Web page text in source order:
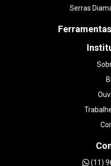
Serras
(11)